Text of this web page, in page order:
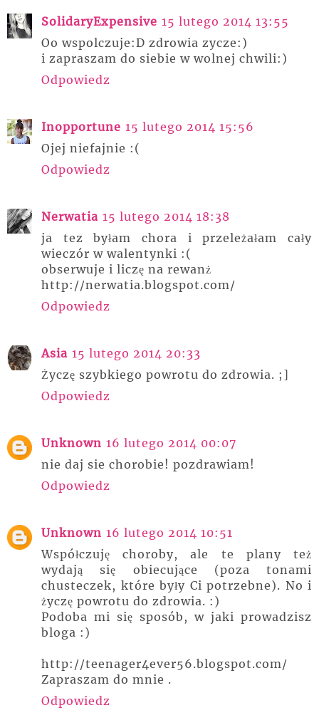
SolidaryExpensive 15 lutego 2014 13:55
Oo wspolczuje:D zdrowia zycze:)
i zapraszam do siebie w wolnej chwili:)
Odpowiedz
Inopportune 15 lutego 2014 15:56
Ojej niefajnie :(
Odpowiedz
Nerwatia 15 lutego 2014 18:38
ja tez byłam chora i przeleżałam cały
wieczór w walentynki :(
obserwuje i liczę na rewanż
http://nerwatia.blogspot.com/
Odpowiedz
Asia 15 lutego 2014 20:33
Życzę szybkiego powrotu do zdrowia. ;]
Odpowiedz
Unknown 16 lutego 2014 00:07
nie daj sie chorobie! pozdrawiam!
Odpowiedz
Unknown 16 lutego 2014 10:51
Współczuję choroby, ale te plany też
wydają się obiecujące (poza tonami
chusteczek, które były Ci potrzebne). No i
życzę powrotu do zdrowia. :)
Podoba mi się sposób, w jaki prowadzisz
bloga :)
http://teenager4ever56.blogspot.com/
Zapraszam do mnie .
Odpowiedz